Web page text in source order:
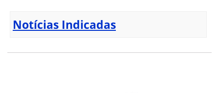
Notícias Indicadas